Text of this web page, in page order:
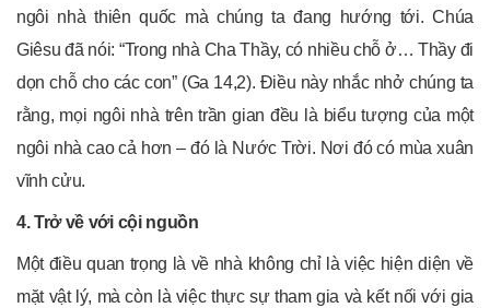
ngôi nhà thiên quốc mà chúng ta đang hướng tới. Chúa
Giêsu đã nói: “Trong nhà Cha Thầy, có nhiều chỗ ở… Thầy đi
dọn chỗ cho các con” (Ga 14,2). Điều này nhắc nhở chúng ta
rằng, mọi ngôi nhà trên trần gian đều là biểu tượng của một
ngôi nhà cao cả hơn – đó là Nước Trời. Nơi đó có mùa xuân
vĩnh cửu.
4. Trở về với cội nguồn
Một điều quan trọng là về nhà không chỉ là việc hiện diện về
mặt vật lý, mà còn là việc thực sự tham gia và kết nối với gia